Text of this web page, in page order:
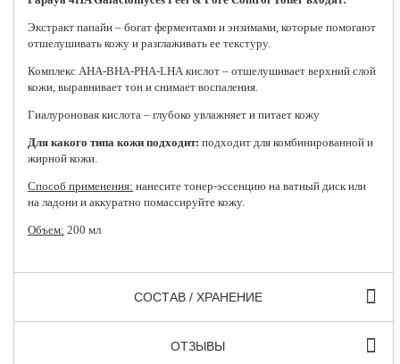
Экстракт папайи – богат ферментами и энзимами, которые помогают
отшелушивать кожу и разглаживать ее текстуру.
Комплекс AHA-BHA-PHA-LНА кислот – отшелушивает верхний слой
кожи, выравнивает тон и снимает воспаления.
Гиалуроновая кислота – глубоко увлажняет и питает кожу
Для какого типа кожи подходит: подходит для комбинированной и
жирной кожи.
Способ применения: нанесите тонер-эссенцию на ватный диск или
на ладони и аккуратно помассируйте кожу.
Объем: 200 мл
СОСТАВ / ХРАНЕНИЕ
ОТЗЫВЫ